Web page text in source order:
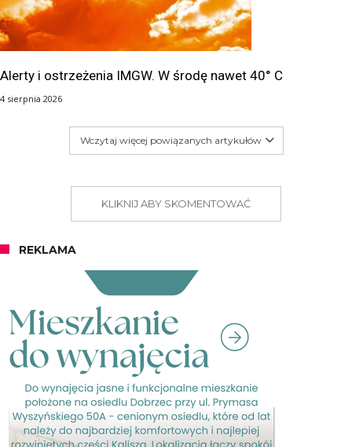
Alerty i ostrzeżenia IMGW. W środę nawet 40° C
4 sierpnia 2026
Wczytaj więcej powiązanych artykułów
KLIKNIJ ABY SKOMENTOWAĆ
REKLAMA